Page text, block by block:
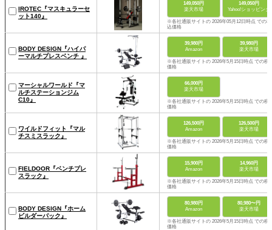
IROTEC『マスキュラーセ
ット140』
149,050円
楽天市場
149,050円
Yahoo!ショッピング
※各社通販サイトの 2026年05月12日時点 での税
込価格
BODY DESIGN『ハイパ
ーマルチプレスベンチ 』
39,980円
Amazon
39,980円
楽天市場
※各社通販サイトの 2026年5月15日時点 での税
価格
マーシャルワールド『マ
ルチステーションジム
C10』
66,000円
楽天市場
※各社通販サイトの 2026年5月15日時点 での税
価格
ワイルドフィット『マル
チスミスラック』
126,500円
Amazon
126,500円
楽天市場
※各社通販サイトの 2026年5月15日時点 での税
価格
FIELDOOR『ベンチプレ
スラック』
15,900円
Amazon
14,960円
楽天市場
※各社通販サイトの 2026年5月15日時点 での税
価格
BODY DESIGN『ホーム
ビルダーパック』
80,980円
Amazon
80,980〜円
楽天市場
※各社通販サイトの 2026年5月15日時点 での税
価格